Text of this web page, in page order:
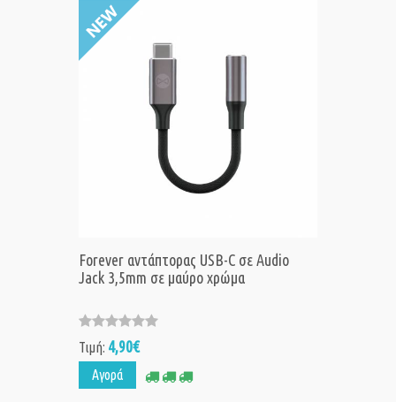
Forever αντάπτορας USB-C σε Audio
Jack 3,5mm σε μαύρο χρώμα
Τιμή: 4,90€
Αγορά